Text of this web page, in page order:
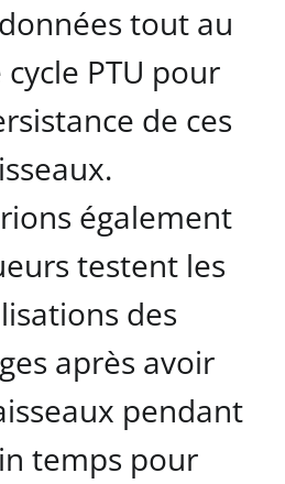
tout au
PTU pour
de ces
également
testent les
des
après avoir
pendant
temps pour